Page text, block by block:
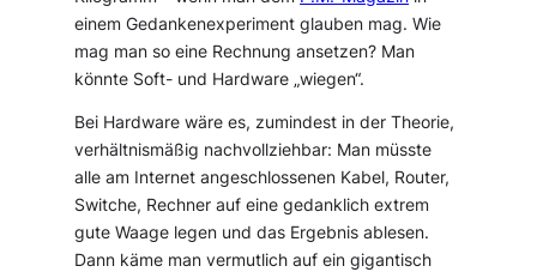
einem Gedankenexperiment glauben mag. Wie
mag man so eine Rechnung ansetzen? Man
könnte Soft- und Hardware „wiegen“.
Bei Hardware wäre es, zumindest in der Theorie,
verhältnismäßig nachvollziehbar: Man müsste
alle am Internet angeschlossenen Kabel, Router,
Switche, Rechner auf eine gedanklich extrem
gute Waage legen und das Ergebnis ablesen.
Dann käme man vermutlich auf ein gigantisch